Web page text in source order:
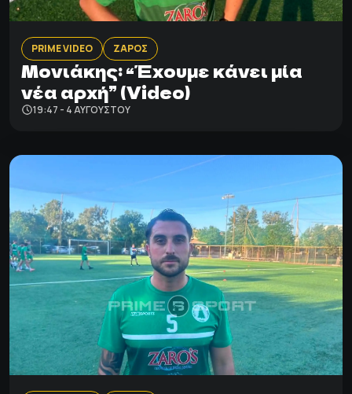
PRIME VIDEO ΖΑΡΟΣ
Μονιάκης: “Έχουμε κάνει μία
νέα αρχή” (Video)
19:47 - 4 ΑΥΓΟΎΣΤΟΥ